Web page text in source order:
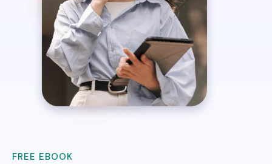
FREE EBOOK